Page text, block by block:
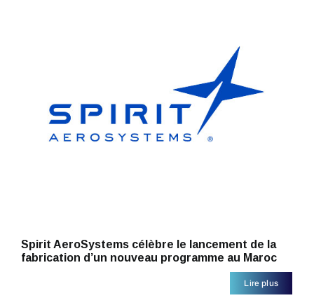
Spirit AeroSystems célèbre le lancement de la
fabrication d’un nouveau programme au Maroc
Lire plus